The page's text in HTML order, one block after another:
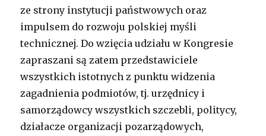
ze strony instytucji państwowych oraz
impulsem do rozwoju polskiej myśli
technicznej. Do wzięcia udziału w Kongresie
zapraszani są zatem przedstawiciele
wszystkich istotnych z punktu widzenia
zagadnienia podmiotów, tj. urzędnicy i
samorządowcy wszystkich szczebli, politycy,
działacze organizacji pozarządowych,